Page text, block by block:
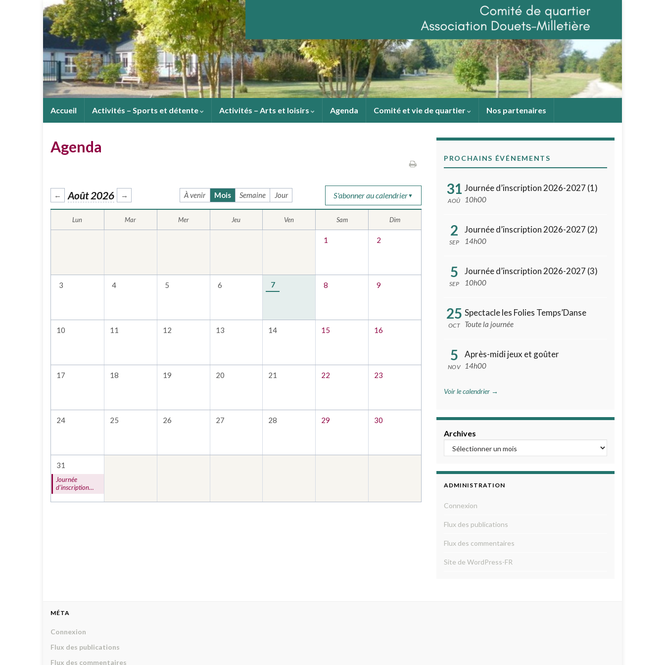
Accueil Activités – Sports et détente Activités – Arts et loisirs Agenda Comité et vie de quartier Nos partenaires
Agenda
← Août 2026 → À venir Mois Semaine Jour S'abonner au calendrier▼
Lun Mar Mer Jeu Ven Sam Dim
1 2
3 4 5 6 7 8 9
10 11 12 13 14 15 16
17 18 19 20 21 22 23
24 25 26 27 28 29 30
31
Journée
d’inscription
2026-2027 (1)
PROCHAINS ÉVÉNEMENTS
31
AOÛ
Journée d’inscription 2026-2027 (1)
10h00
2
SEP
Journée d’inscription 2026-2027 (2)
14h00
5
SEP
Journée d’inscription 2026-2027 (3)
10h00
25
OCT
Spectacle les Folies Temps’Danse
Toute la journée
5
NOV
Après-midi jeux et goûter
14h00
Voir le calendrier →
Archives
ADMINISTRATION
Connexion
Flux des publications
Flux des commentaires
Site de WordPress-FR
MÉTA
Connexion
Flux des publications
Flux des commentaires